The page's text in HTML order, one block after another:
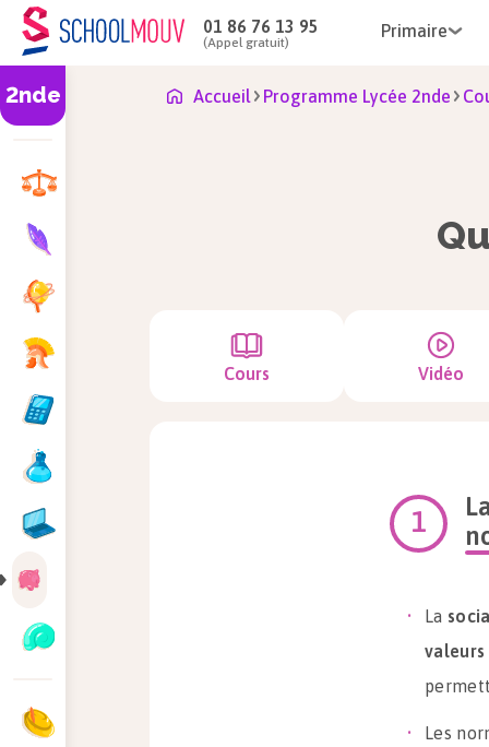
01 86 76 13 95
(Appel gratuit)
Primaire
2nde Accueil Programme Lycée 2nde
Cours Vidéo
La
valeurs
Les